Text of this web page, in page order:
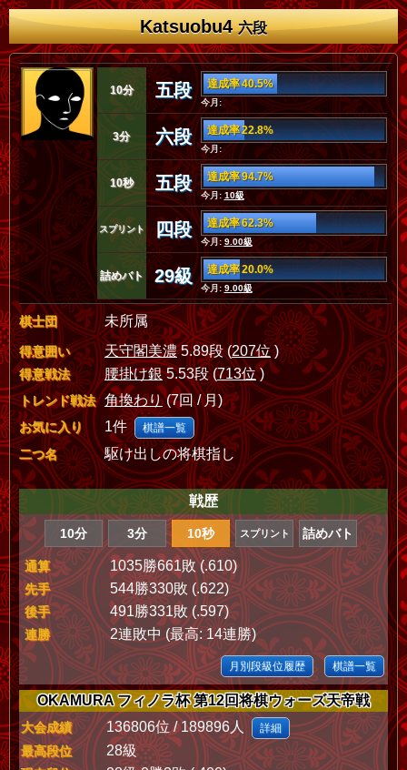
Katsuobu4六段
10分 五段 達成率 40.5%
今月:
3分 六段 達成率 22.8%
今月:
10秒 五段 達成率 94.7%
今月: 10級
スプリント 四段 達成率 62.3%
今月:9.00級
詰めバト 29級 達成率 20.0%
今月:9.00級
棋士団 未所属
得意囲い 天守閣美濃5.89段 (207位)
得意戦法 腰掛け銀5.53段 (713位)
トレンド戦法 角換わり(7回 / 月)
お気に入り 1件 棋譜一覧
二つ名 駆け出しの将棋指し
戦歴
10分 3分 10秒 スプリント 詰めバト
通算 1035勝661敗 (.610)
先手 544勝330敗 (.622)
後手 491勝331敗 (.597)
連勝 2連敗中 (最高: 14連勝)
月別段級位履歴 棋譜一覧
OKAMURA フィノラ杯 第12回将棋ウォーズ天帝戦
大会成績 136806位 / 189896人 詳細
最高段位 28級